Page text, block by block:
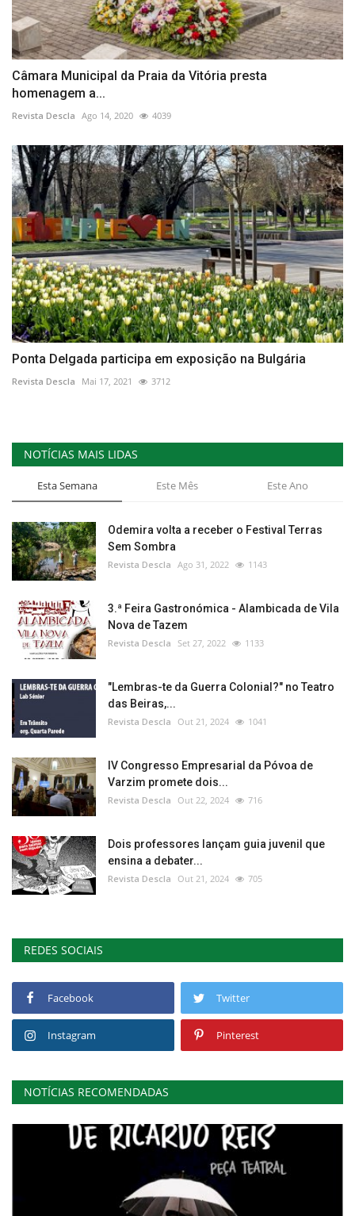
Câmara Municipal da Praia da Vitória presta
homenagem a...
Revista Descla Ago 14, 2020 4039
Ponta Delgada participa em exposição na Bulgária
Revista Descla Mai 17, 2021 3712
NOTÍCIAS MAIS LIDAS
Esta Semana Este Mês Este Ano
Odemira volta a receber o Festival Terras
Sem Sombra
Revista Descla Ago 31, 2022 1143
3.ª Feira Gastronómica - Alambicada de Vila
Nova de Tazem
Revista Descla Set 27, 2022 1133
"Lembras-te da Guerra Colonial?" no Teatro
das Beiras,...
Revista Descla Out 21, 2024 1041
IV Congresso Empresarial da Póvoa de
Varzim promete dois...
Revista Descla Out 22, 2024 716
Dois professores lançam guia juvenil que
ensina a debater...
Revista Descla Out 21, 2024 705
REDES SOCIAIS
Facebook Twitter
Instagram Pinterest
NOTÍCIAS RECOMENDADAS